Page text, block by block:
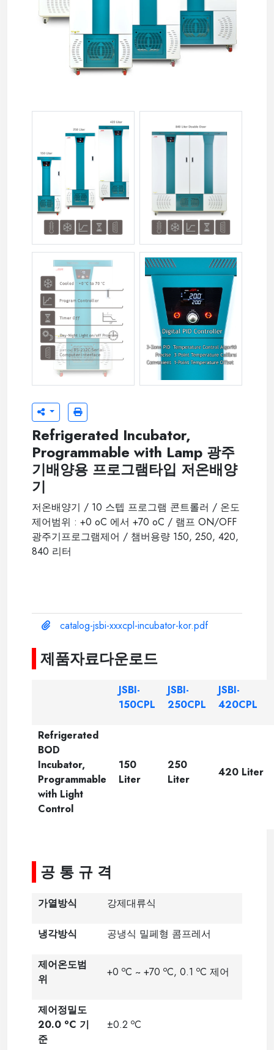
jsbi-xxxc-02-1.jpg jsbi-xxxc-03-1.jpg
jsbi-xxxcpl-04.jpg jsbi-xxxc-05-1.jpg
Refrigerated Incubator,
Programmable with Lamp 광주
기배양용 프로그램타입 저온배양
기
저온배양기 / 10 스텝 프로그램 콘트롤러 / 온도
제어범위 : +0 oC 에서 +70 oC / 램프 ON/OFF
광주기프로그램제어 / 챔버용량 150, 250, 420,
840 리터
catalog-jsbi-xxxcpl-incubator-kor.pdf
제품자료다운로드
JSBI-
150CPL
JSBI-
250CPL
JSBI-
420CPL
Refrigerated
BOD
Incubator,
Programmable
with Light
Control
150
Liter
250
Liter
420 Liter
공 통 규 격
가열방식 강제대류식
냉각방식 공냉식 밀페형 콤프레서
제어온도범
위
+0 oC ~ +70 oC, 0.1 oC 제어
제어정밀도
20.0 oC 기
준
±0.2 oC